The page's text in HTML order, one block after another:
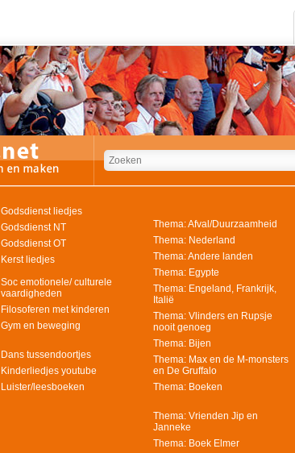
Godsdienst liedjes
Godsdienst NT
Godsdienst OT
Kerst liedjes
Soc emotionele/ culturele
vaardigheden
Filosoferen met kinderen
Gym en beweging
Dans tussendoortjes
Kinderliedjes youtube
Luister/leesboeken
Thema: Afval/Duurzaamheid
Thema: Nederland
Thema: Andere landen
Thema: Egypte
Thema: Engeland, Frankrijk,
Italië
Thema: Vlinders en Rupsje
nooit genoeg
Thema: Bijen
Thema: Max en de M-monsters
en De Gruffalo
Thema: Boeken
Thema: Vrienden Jip en
Janneke
Thema: Boek Elmer